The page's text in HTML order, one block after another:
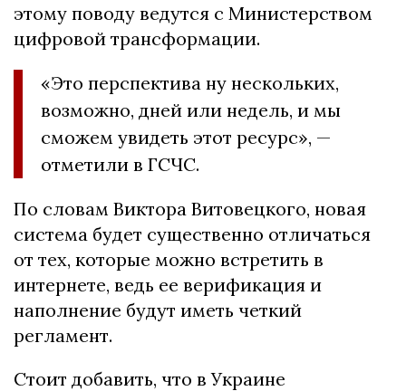
этому поводу ведутся с Министерством
цифровой трансформации.
«Это перспектива ну нескольких,
возможно, дней или недель, и мы
сможем увидеть этот ресурс», —
отметили в ГСЧС.
По словам Виктора Витовецкого, новая
система будет существенно отличаться
от тех, которые можно встретить в
интернете, ведь ее верификация и
наполнение будут иметь четкий
регламент.
Стоит добавить, что в Украине